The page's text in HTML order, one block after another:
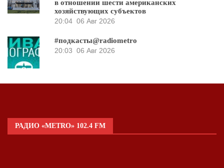
в отношении шести американских
хозяйствующих субъектов
20:04 06 Авг 2026
#подкасты@radiometro
20:03 06 Авг 2026
РАДИО «METRO» 102.4 FM